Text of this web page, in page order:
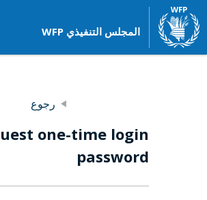
المجلس التنفيذي WFP
رجوع
one-time login
password